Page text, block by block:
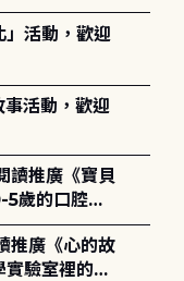
事活動，歡迎
讀推廣《寶貝
歲的口腔照
推廣《心的故
驗室裡的放